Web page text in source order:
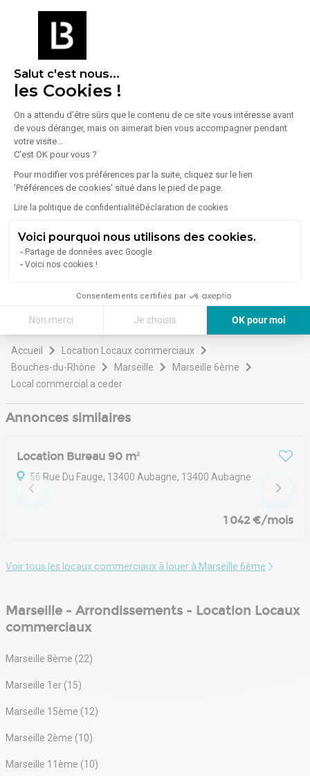
Salut c'est nous...
les Cookies !
On a attendu d'être sûrs que le contenu de ce site vous intéresse avant
de vous déranger, mais on aimerait bien vous accompagner pendant
votre visite...
C'est OK pour vous ?
Pour modifier vos préférences par la suite, cliquez sur le lien
'Préférences de cookies' situé dans le pied de page.
Lire la politique de confidentialitéDéclaration de cookies
Voici pourquoi nous utilisons des cookies.
Partage de données avec Google
Voici nos cookies !
Consentements certifiés par
Non merci Je choisis
OK pour moi
Notre plateforme vous permet d'adapter et de gérer vos paramètres
MOUGEL IMMOBILIER PRO
2086 Avenue Joseph Roumanille
Voir toutes les annonces de l'agence
Orpi PRO est le réseau national spécialisé en immobilier
d’entreprise et commercial de la coopérative Orpi. Fort de
plus de 55 agences spécialisées et réparties
stratégiquement en France, nous accompagnons les
TPE, PME, ETI, artisans, investisseurs, bailleurs privés et
immobiliers professionnels.
Avoir plus d'informations sur le bien
Accueil
Location Locaux commerciaux
Bouches-du-Rhône
Marseille
Marseille 6ème
Local commercial a ceder
Annonces similaires
Location Bureau 90 m²
56 Rue Du Fauge, 13400 Aubagne, 13400 Aubagne
1 042 €/mois
Voir tous les locaux commerciaux à louer à Marseille 6ème
Marseille - Arrondissements - Location Locaux
commerciaux
Marseille 8ème (22)
Marseille 1er (15)
Marseille 15ème (12)
Marseille 2ème (10)
Marseille 11ème (10)